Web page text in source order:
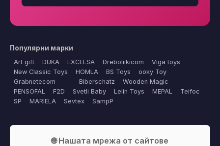
Популярни марки
Art gift DUKA EXCELSA Dreboliikicom
Viga toys
New Classic Toys
HOMLA BS Toys
ooky Toy
Grabnetecom
Biberschatz
Wooden Magic
PENSOFAL
F2D Svetli Baby Lelin Toys MEPAL
Teifoc
SP
MARIELA Sevtex SampP
🌐 Нашата мрежа от сайтове